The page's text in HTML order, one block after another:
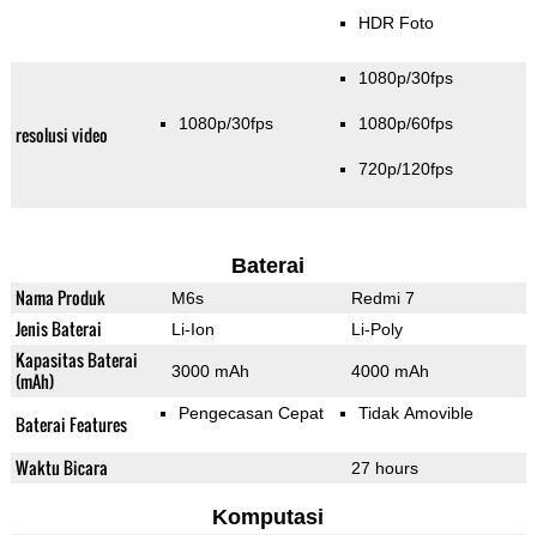
HDR Foto
resolusi video 1080p/30fps
1080p/30fps
1080p/60fps
720p/120fps
Baterai
Nama Produk M6s Redmi 7
Jenis Baterai Li-Ion Li-Poly
Kapasitas Baterai
(mAh)
3000 mAh 4000 mAh
Baterai Features Pengecasan Cepat Tidak Amovible
Waktu Bicara 27 hours
Komputasi